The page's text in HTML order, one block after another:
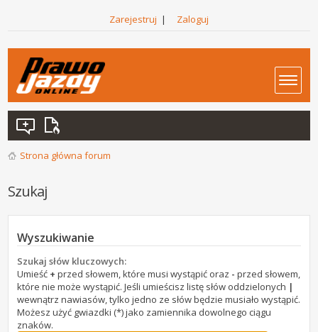
Zarejestruj | Zaloguj
Strona główna forum
Szukaj
Wyszukiwanie
Szukaj słów kluczowych:
Umieść + przed słowem, które musi wystąpić oraz - przed słowem,
które nie może wystąpić. Jeśli umieścisz listę słów oddzielonych |
wewnątrz nawiasów, tylko jedno ze słów będzie musiało wystąpić.
Możesz użyć gwiazdki (*) jako zamiennika dowolnego ciągu
znaków.